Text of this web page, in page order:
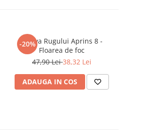
-20%
Arhiva Rugului Aprins 8 -
Floarea de foc
47,90 Lei38,32 Lei
ADAUGA IN COS